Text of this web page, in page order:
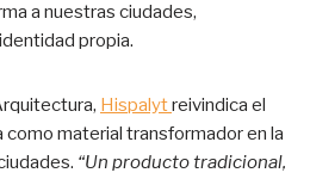
a nuestras ciudades,
propia.
Hispalytreivindica el
como material transformador en la
“Un producto tradicional,